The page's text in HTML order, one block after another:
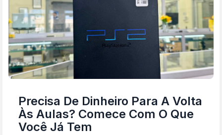
Precisa De Dinheiro Para A Volta
Às Aulas? Comece Com O Que
Você Já Tem